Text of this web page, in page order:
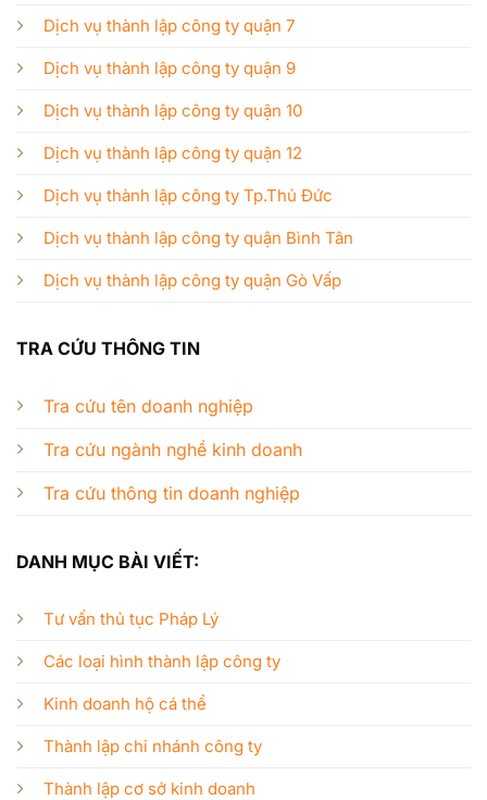
Dịch vụ thành lập công ty quận 7
Dịch vụ thành lập công ty quận 9
Dịch vụ thành lập công ty quận 10
Dịch vụ thành lập công ty quận 12
Dịch vụ thành lập công ty Tp.Thủ Đức
Dịch vụ thành lập công ty quận Bình Tân
Dịch vụ thành lập công ty quận Gò Vấp
TRA CỨU THÔNG TIN
Tra cứu tên doanh nghiệp
Tra cứu ngành nghề kinh doanh
Tra cứu thông tin doanh nghiệp
DANH MỤC BÀI VIẾT:
Tư vấn thủ tục Pháp Lý
Các loại hình thành lập công ty
Kinh doanh hộ cá thể
Thành lập chi nhánh công ty
Thành lập cơ sở kinh doanh